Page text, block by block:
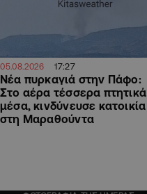
05.08.2026 17:27
Νέα πυρκαγιά στην Πάφο:
Στο αέρα τέσσερα πτητικά
μέσα, κινδύνευσε κατοικία
στη Μαραθούντα